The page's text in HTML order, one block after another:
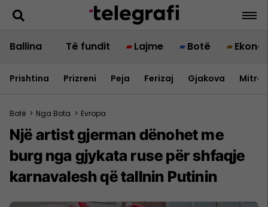
Ballina Të fundit Lajme Botë
Prishtina Prizreni Peja Ferizaj Gjakova
Botë > Nga Bota > Evropa
Një artist gjerman dënohet me
burg nga gjykata ruse për shfaqje
karnavalesh që tallnin Putinin